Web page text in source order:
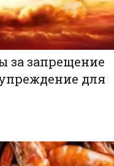
за запрещение
для